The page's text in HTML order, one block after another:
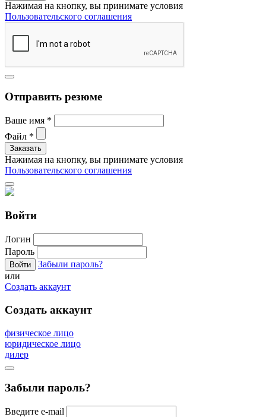
Нажимая на кнопку, вы принимате условия
Пользовательского соглашения
Отправить резюме
Ваше имя *
Файл *
Нажимая на кнопку, вы принимате условия
Пользовательского соглашения
Войти
Логин
Пароль
Забыли пароль?
или
Создать аккаунт
Создать аккаунт
физическое лицо
юридическое лицо
дилер
Забыли пароль?
Введите e-mail